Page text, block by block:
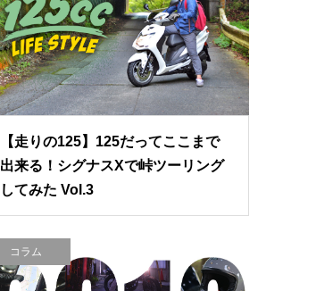
【走りの125】125だってここまで
出来る！シグナスXで峠ツーリング
してみた Vol.3
コラム